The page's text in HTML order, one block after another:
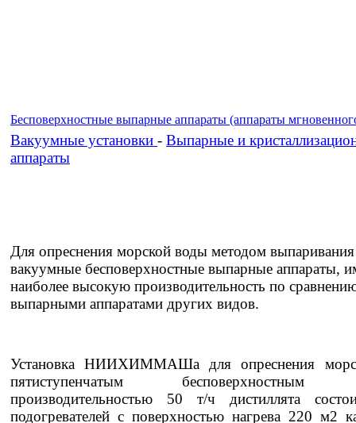
Бесповерхностные выпарные аппараты (аппараты
Вакуумные установки - Выпарные и
аппараты
Для опреснения морской воды методом
вакуумные бесповерхностные выпарные аппараты,
наиболее высокую производительность по
выпарными аппаратами других видов.
Установка НИИХИММАШа для опреснения
пятиступенчатым бесповерхностным
производительностью 50 т/ч дистиллята
подогревателей с поверхностью нагрева 220 м2